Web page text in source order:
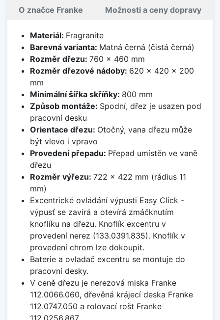
O značce Franke Možnosti a ceny dopravy
Materiál: Fragranite
Barevná varianta: Matná černá (čistá černá)
Rozměr dřezu: 760 x 460 mm
Rozměr dřezové nádoby: 620 x 420 x 200
mm
Minimální šířka skříňky: 800 mm
Způsob montáže: Spodní, dřez je usazen pod
pracovní desku
Orientace dřezu: Otočný, vana dřezu může
být vlevo i vpravo
Provedení přepadu: Přepad umístěn ve vaně
dřezu
Rozměr výřezu: 722 x 422 mm (rádius 11
mm)
Excentrické ovládání výpusti Easy Click -
výpusť se zavírá a otevírá zmáčknutím
knoflíku na dřezu. Knoflík excentru v
provedení nerez (133.0391.835). Knoflík v
provedení chrom lze dokoupit.
Baterie a ovladač excentru se montuje do
pracovní desky.
V ceně dřezu je nerezová miska Franke
112.0066.060, dřevěná krájecí deska Franke
112.0747.050 a rolovací rošt Franke